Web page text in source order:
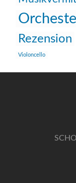
Rezension
Violoncello